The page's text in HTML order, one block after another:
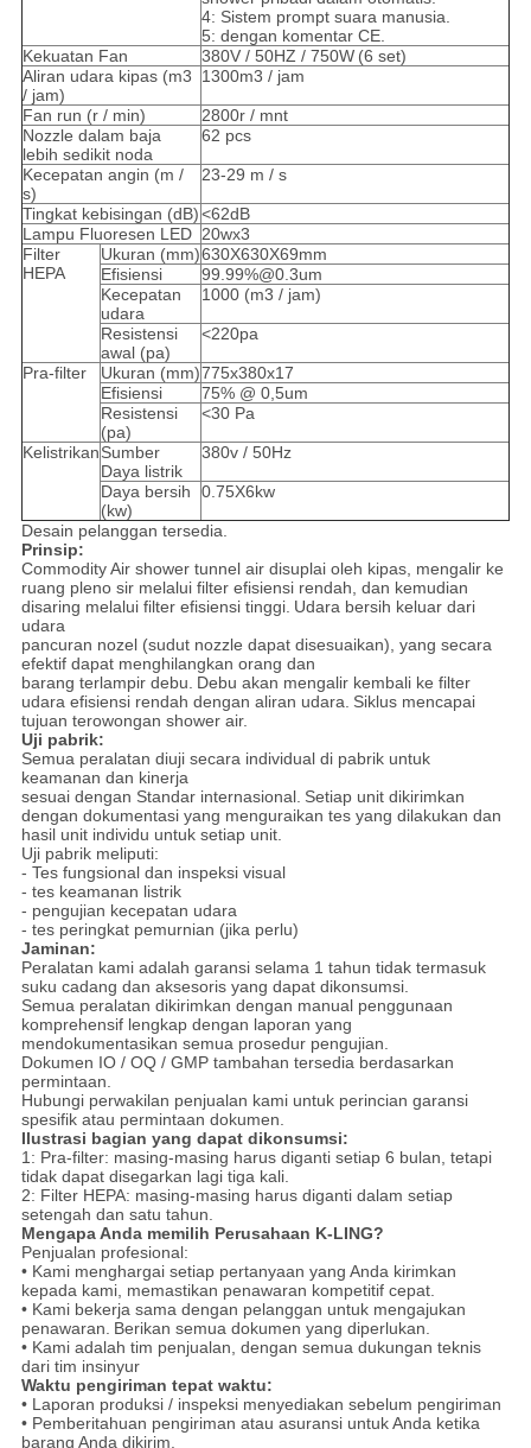
4: Sistem prompt suara manusia.
5: dengan komentar CE.
Kekuatan Fan
380V / 50HZ / 750W (6 set)
Aliran udara kipas (m3
/ jam)
1300m3 / jam
Fan run (r / min)
2800r / mnt
Nozzle dalam baja
lebih sedikit noda
62 pcs
Kecepatan angin (m /
s)
23-29 m / s
Tingkat kebisingan (dB)<62dB
Lampu Fluoresen LED 20wx3
Filter
HEPA
Ukuran (mm)630X630X69mm
Efisiensi
99.99%@0.3um
Kecepatan
udara
1000 (m3 / jam)
Resistensi
awal (pa)
<220pa
Pra-filter Ukuran (mm)775x380x17
Efisiensi
75% @ 0,5um
Resistensi
(pa)
<30 Pa
KelistrikanSumber
Daya listrik
380v / 50Hz
Daya bersih
(kw)
0.75X6kw
Desain pelanggan tersedia.
Prinsip:
Commodity Air shower tunnel air disuplai oleh kipas, mengalir ke
ruang pleno sir melalui filter efisiensi rendah, dan kemudian
disaring melalui filter efisiensi tinggi. Udara bersih keluar dari
udara
pancuran nozel (sudut nozzle dapat disesuaikan), yang secara
efektif dapat menghilangkan orang dan
barang terlampir debu. Debu akan mengalir kembali ke filter
udara efisiensi rendah dengan aliran udara. Siklus mencapai
tujuan terowongan shower air.
Uji pabrik:
Semua peralatan diuji secara individual di pabrik untuk
keamanan dan kinerja
sesuai dengan Standar internasional. Setiap unit dikirimkan
dengan dokumentasi yang menguraikan tes yang dilakukan dan
hasil unit individu untuk setiap unit.
Uji pabrik meliputi:
- Tes fungsional dan inspeksi visual
- tes keamanan listrik
- pengujian kecepatan udara
- tes peringkat pemurnian (jika perlu)
Jaminan:
Peralatan kami adalah garansi selama 1 tahun tidak termasuk
suku cadang dan aksesoris yang dapat dikonsumsi.
Semua peralatan dikirimkan dengan manual penggunaan
komprehensif lengkap dengan laporan yang
mendokumentasikan semua prosedur pengujian.
Dokumen IO / OQ / GMP tambahan tersedia berdasarkan
permintaan.
Hubungi perwakilan penjualan kami untuk perincian garansi
spesifik atau permintaan dokumen.
Ilustrasi bagian yang dapat dikonsumsi:
1: Pra-filter: masing-masing harus diganti setiap 6 bulan, tetapi
tidak dapat disegarkan lagi tiga kali.
2: Filter HEPA: masing-masing harus diganti dalam setiap
setengah dan satu tahun.
Mengapa Anda memilih Perusahaan K-LING?
Penjualan profesional:
• Kami menghargai setiap pertanyaan yang Anda kirimkan
kepada kami, memastikan penawaran kompetitif cepat.
• Kami bekerja sama dengan pelanggan untuk mengajukan
penawaran. Berikan semua dokumen yang diperlukan.
• Kami adalah tim penjualan, dengan semua dukungan teknis
dari tim insinyur
Waktu pengiriman tepat waktu:
• Laporan produksi / inspeksi menyediakan sebelum pengiriman
• Pemberitahuan pengiriman atau asuransi untuk Anda ketika
barang Anda dikirim.